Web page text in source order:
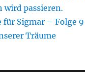
wird passieren.
für Sigmar – Folge
Träume